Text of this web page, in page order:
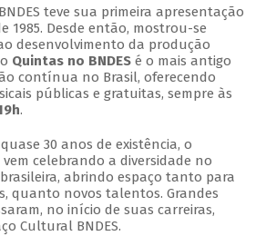
teve sua primeira apresentação
1985. Desde então, mostrou-se
desenvolvimento da produção
Quintas no BNDESé o mais antigo
contínua no Brasil, oferecendo
públicas e gratuitas, sempre às
.
30 anos de existência, o
vem celebrando a diversidade no
abrindo espaço tanto para
quanto novos talentos. Grandes
no início de suas carreiras,
Cultural BNDES.